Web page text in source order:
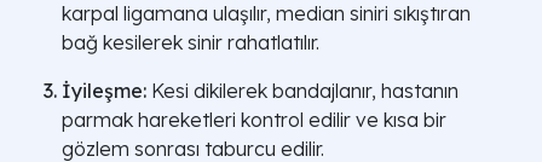
karpal ligamana ulaşılır, median siniri sıkıştıran
bağ kesilerek sinir rahatlatılır.
İyileşme: Kesi dikilerek bandajlanır, hastanın
parmak hareketleri kontrol edilir ve kısa bir
gözlem sonrası taburcu edilir.